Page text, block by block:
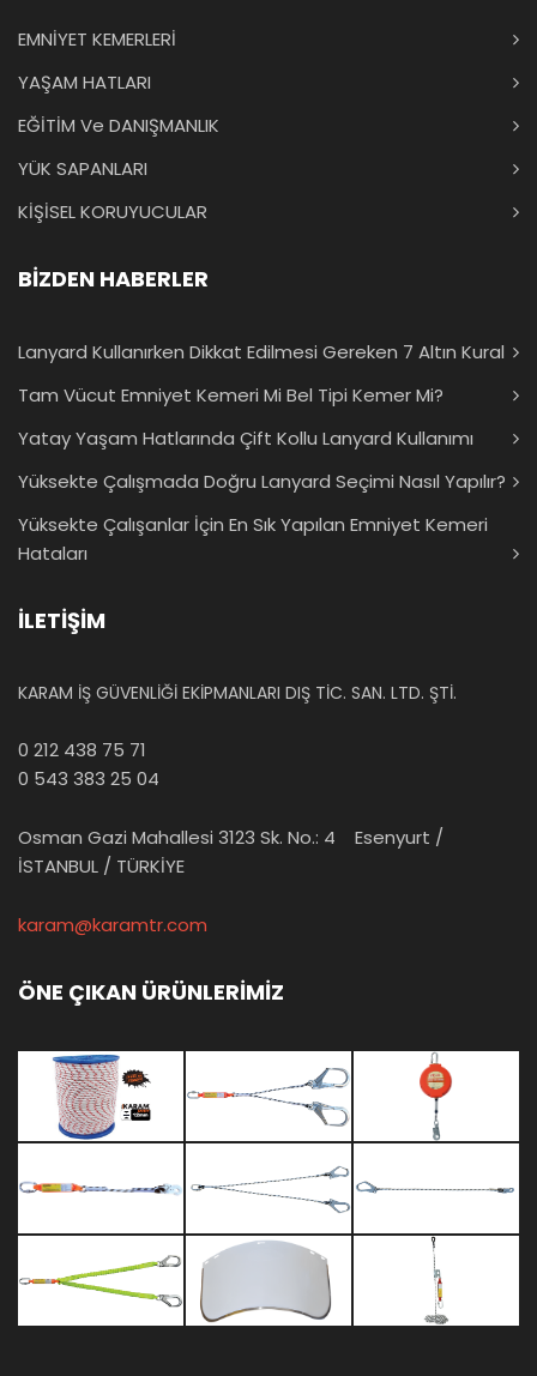
EMNİYET KEMERLERİ
YAŞAM HATLARI
EĞİTİM Ve DANIŞMANLIK
YÜK SAPANLARI
KİŞİSEL KORUYUCULAR
BİZDEN HABERLER
Lanyard Kullanırken Dikkat Edilmesi Gereken 7 Altın Kural
Tam Vücut Emniyet Kemeri Mi Bel Tipi Kemer Mi?
Yatay Yaşam Hatlarında Çift Kollu Lanyard Kullanımı
Yüksekte Çalışmada Doğru Lanyard Seçimi Nasıl Yapılır?
Yüksekte Çalışanlar İçin En Sık Yapılan Emniyet Kemeri
Hataları
İLETİŞİM
KARAM İŞ GÜVENLİĞİ EKİPMANLARI DIŞ TİC. SAN. LTD. ŞTİ.
0 212 438 75 71
0 543 383 25 04
Osman Gazi Mahallesi 3123 Sk. No.: 4 Esenyurt /
İSTANBUL / TÜRKİYE
karam@karamtr.com
ÖNE ÇIKAN ÜRÜNLERİMİZ